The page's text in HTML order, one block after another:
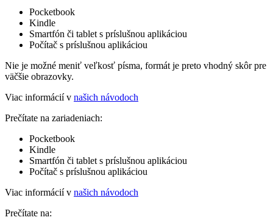
Pocketbook
Kindle
Smartfón či tablet s príslušnou aplikáciou
Počítač s príslušnou aplikáciou
Nie je možné meniť veľkosť písma, formát je preto vhodný skôr pre
väčšie obrazovky.
Viac informácií v našich návodoch
Prečítate na zariadeniach:
Pocketbook
Kindle
Smartfón či tablet s príslušnou aplikáciou
Počítač s príslušnou aplikáciou
Viac informácií v našich návodoch
Prečítate na: